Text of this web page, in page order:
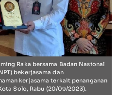
Raka bersama Badan Nasional
bekerjasama dan
kerjasama terkait penanganan
Solo, Rabu (20/09/2023).